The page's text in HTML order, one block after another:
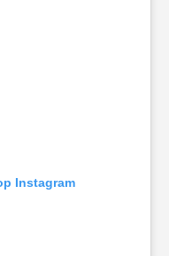
Instagram